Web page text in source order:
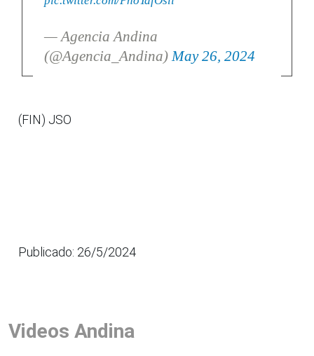
— Agencia Andina
(@Agencia_Andina) May 26, 2024
(FIN) JSO
Publicado: 26/5/2024
Videos Andina